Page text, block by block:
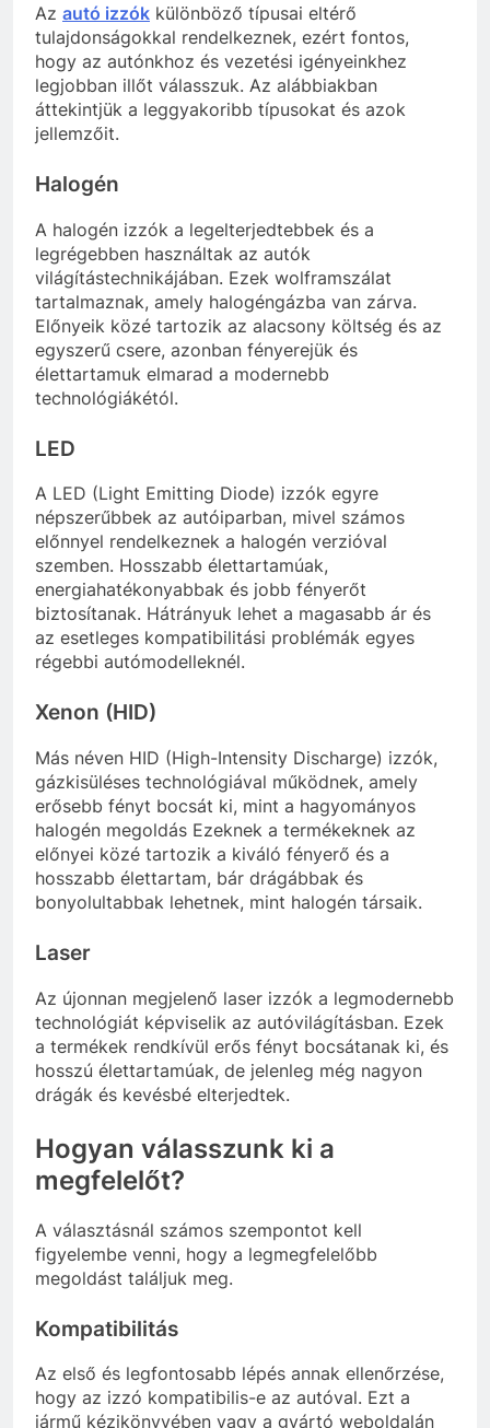
Az autó izzók különböző típusai eltérő
tulajdonságokkal rendelkeznek, ezért fontos,
hogy az autónkhoz és vezetési igényeinkhez
legjobban illőt válasszuk. Az alábbiakban
áttekintjük a leggyakoribb típusokat és azok
jellemzőit.
Halogén
A halogén izzók a legelterjedtebbek és a
legrégebben használtak az autók
világítástechnikájában. Ezek wolframszálat
tartalmaznak, amely halogéngázba van zárva.
Előnyeik közé tartozik az alacsony költség és az
egyszerű csere, azonban fényerejük és
élettartamuk elmarad a modernebb
technológiákétól.
LED
A LED (Light Emitting Diode) izzók egyre
népszerűbbek az autóiparban, mivel számos
előnnyel rendelkeznek a halogén verzióval
szemben. Hosszabb élettartamúak,
energiahatékonyabbak és jobb fényerőt
biztosítanak. Hátrányuk lehet a magasabb ár és
az esetleges kompatibilitási problémák egyes
régebbi autómodelleknél.
Xenon (HID)
Más néven HID (High-Intensity Discharge) izzók,
gázkisüléses technológiával működnek, amely
erősebb fényt bocsát ki, mint a hagyományos
halogén megoldás Ezeknek a termékeknek az
előnyei közé tartozik a kiváló fényerő és a
hosszabb élettartam, bár drágábbak és
bonyolultabbak lehetnek, mint halogén társaik.
Laser
Az újonnan megjelenő laser izzók a legmodernebb
technológiát képviselik az autóvilágításban. Ezek
a termékek rendkívül erős fényt bocsátanak ki, és
hosszú élettartamúak, de jelenleg még nagyon
drágák és kevésbé elterjedtek.
Hogyan válasszunk ki a
megfelelőt?
A választásnál számos szempontot kell
figyelembe venni, hogy a legmegfelelőbb
megoldást találjuk meg.
Kompatibilitás
Az első és legfontosabb lépés annak ellenőrzése,
hogy az izzó kompatibilis-e az autóval. Ezt a
jármű kézikönyvében vagy a gyártó weboldalán